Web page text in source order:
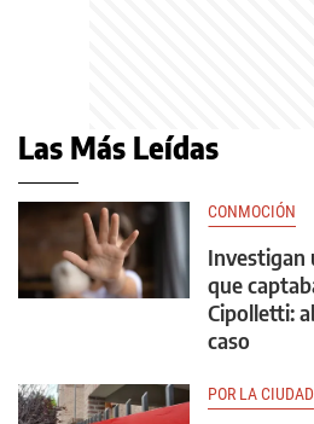
Las Más Leídas
CONMOCIÓN
Investigan
que
Cipolletti:
caso
POR LA CIUDAD